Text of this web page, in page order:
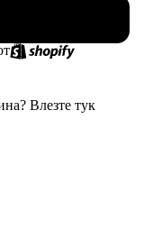
Влезте тук